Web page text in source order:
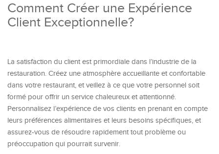
Comment Créer une Expérience
Client Exceptionnelle?
La satisfaction du client est primordiale dans l’industrie de la
restauration. Créez une atmosphère accueillante et confortable
dans votre restaurant, et veillez à ce que votre personnel soit
formé pour offrir un service chaleureux et attentionné.
Personnalisez l’expérience de vos clients en prenant en compte
leurs préférences alimentaires et leurs besoins spécifiques, et
assurez-vous de résoudre rapidement tout problème ou
préoccupation qui pourrait survenir.